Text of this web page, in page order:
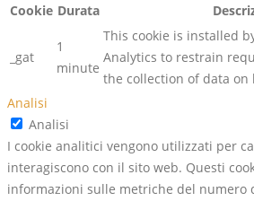
Cookie Durata
_gat
1
minute
This cookie is installed
Analytics to restrain
the collection of data on
Analisi
Analisi
I cookie analitici vengono utilizzati per
interagiscono con il sito web. Questi
informazioni sulle metriche del numero